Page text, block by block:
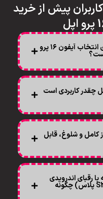
پیش از خرید
۱. دلیل اصلی و منحصر به فرد برای انتخاب آیفون ۱۶ پرو
در عمل چقدر کاربردی است
کامل و شلوغ، قابل
در مقایسه با رقبای اندرویدی
هم‌اندازه‌ی خود (مانند گلکسی S25 پلاس) چگونه